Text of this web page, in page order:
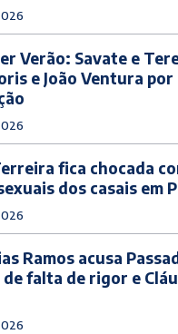
Verão: Savate e
e João Ventura por
fica chocada
dos casais em
Ramos acusa
falta de rigor e